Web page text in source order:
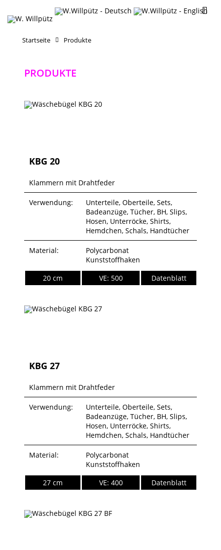
Startseite Produkte
PRODUKTE
KBG 20
Klammern mit Drahtfeder
Verwendung:
Unterteile, Oberteile, Sets,
Badeanzüge, Tücher, BH, Slips,
Hosen, Unterröcke, Shirts,
Hemdchen, Schals, Handtücher
Material:
Polycarbonat
Kunststoffhaken
20 cm
VE: 500 Datenblatt
KBG 27
Klammern mit Drahtfeder
Verwendung:
Unterteile, Oberteile, Sets,
Badeanzüge, Tücher, BH, Slips,
Hosen, Unterröcke, Shirts,
Hemdchen, Schals, Handtücher
Material:
Polycarbonat
Kunststoffhaken
27 cm
VE: 400 Datenblatt